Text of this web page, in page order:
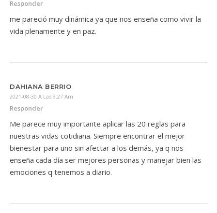
Responder
me pareció muy dinámica ya que nos enseña como vivir la
vida plenamente y en paz.
DAHIANA BERRIO
2021-08-30 A Las 9:27 Am
Responder
Me parece muy importante aplicar las 20 reglas para
nuestras vidas cotidiana. Siempre encontrar el mejor
bienestar para uno sin afectar a los demás, ya q nos
enseña cada día ser mejores personas y manejar bien las
emociones q tenemos a diario.